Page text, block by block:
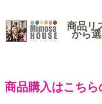
商品リ
から
商品購入はこちら